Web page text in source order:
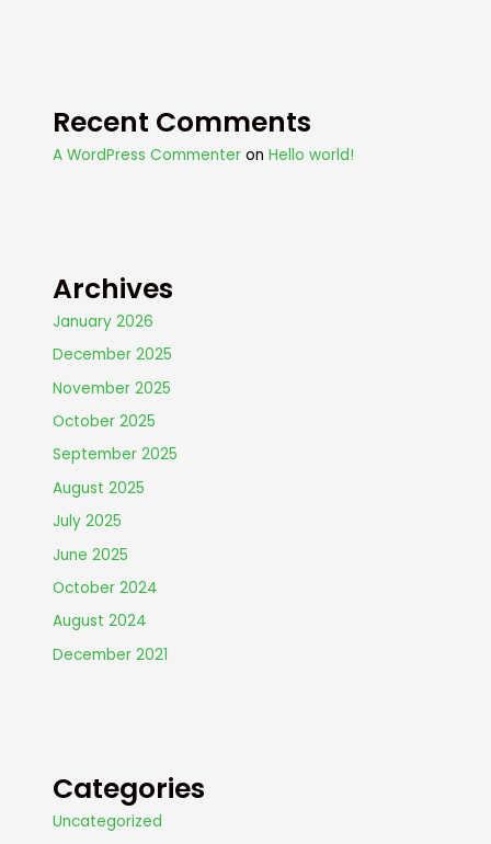
Recent Comments
A WordPress Commenter onHello world!
Archives
January 2026
December 2025
November 2025
October 2025
September 2025
August 2025
July 2025
June 2025
October 2024
August 2024
December 2021
Categories
Uncategorized